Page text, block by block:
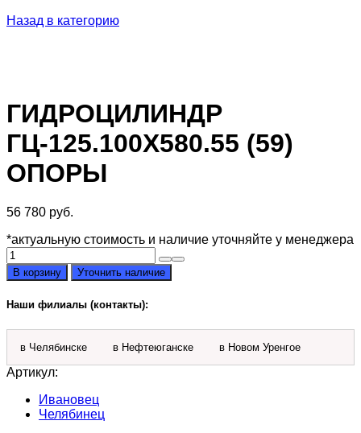
Назад в категорию
ГИДРОЦИЛИНДР
ГЦ-125.100Х580.55 (59)
ОПОРЫ
56 780 руб.
*актуальную стоимость и наличие уточняйте у менеджера
Количество
товара
Гидроцилиндр
ГЦ-125.100х580.55
(59)
опоры
В корзину Уточнить наличие
Наши филиалы (контакты):
в Челябинске в Нефтеюганске в Новом Уренгое
Артикул:
Ивановец
Челябинец